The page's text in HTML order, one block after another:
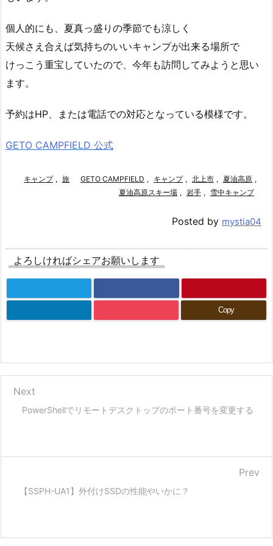
個人的にも、夏真っ盛りの季節でも涼しく
天候さえ合えば気持ちのいいキャンプが出来る場所で
けっこう重宝していたので、今年も訪問してみようと思い
ます。
予約はHP、または電話での対応となっている模様です。
GETO CAMPFIELD 公式
キャンプ , 旅 GETO CAMPFIELD , キャンプ , 北上市 , 夏油高原 ,
夏油高原スキー場 , 岩手 , 雪中キャンプ
Posted by mystia04
よろしければシェアお願いします
Copy
PowerShellでリモートデスクトップのポート番号を変更する
Next
【SSPH-UA1】外付けSSDの性能やいかに？
Prev